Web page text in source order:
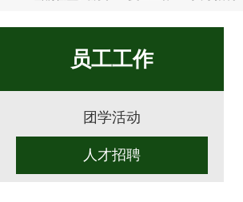
员工工作
团学活动
人才招聘